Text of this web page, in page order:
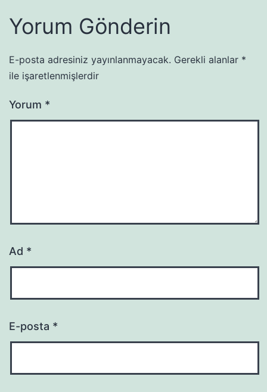
Yorum Gönderin
E-posta adresiniz yayınlanmayacak. Gerekli alanlar *
ile işaretlenmişlerdir
Yorum *
Ad *
E-posta *